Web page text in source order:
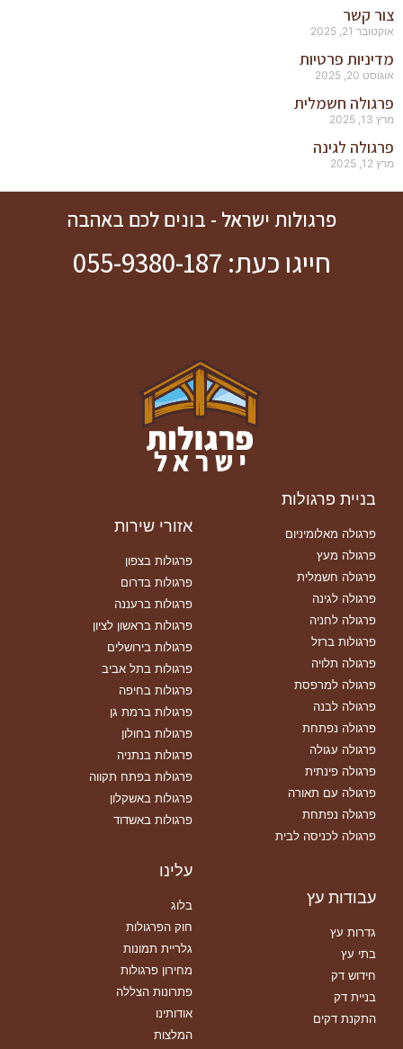
צור קשר
אוקטובר 21, 2025
מדיניות פרטיות
אוגוסט 20, 2025
פרגולה חשמלית
מרץ 13, 2025
פרגולה לגינה
מרץ 12, 2025
פרגולות ישראל - בונים לכם באהבה
חייגו כעת: 055-9380-187
בניית פרגולות
פרגולה מאלומיניום
פרגולה מעץ
פרגולה חשמלית
פרגולה לגינה
פרגולה לחניה
פרגולות ברזל
פרגולה תלויה
פרגולה למרפסת
פרגולה לבנה
פרגולה נפתחת
פרגולה עגולה
פרגולה פינתית
פרגולה עם תאורה
פרגולה נפתחת
פרגולה לכניסה לבית
אזורי שירות
פרגולות בצפון
פרגולות בדרום
פרגולות ברעננה
פרגולות בראשון לציון
פרגולות בירושלים
פרגולות בתל אביב
פרגולות בחיפה
פרגולות ברמת גן
פרגולות בחולון
פרגולות בנתניה
פרגולות בפתח תקווה
פרגולות באשקלון
פרגולות באשדוד
עבודות עץ
גדרות עץ
בתי עץ
חידוש דק
בניית דק
התקנת דקים
עלינו
בלוג
חוק הפרגולות
גלריית תמונות
מחירון פרגולות
פתרונות הצללה
אודותינו
המלצות